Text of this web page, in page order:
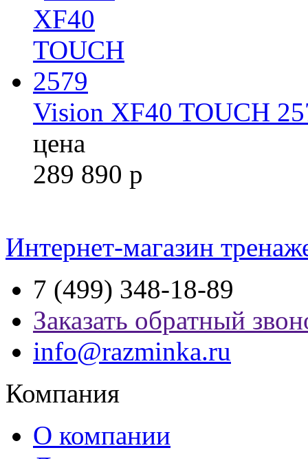
Vision XF40 TOUCH
цена
289 890 р
Интернет-магазин
7 (499) 348-18-89
Заказать обратный
info@razminka.ru
Компания
О компании